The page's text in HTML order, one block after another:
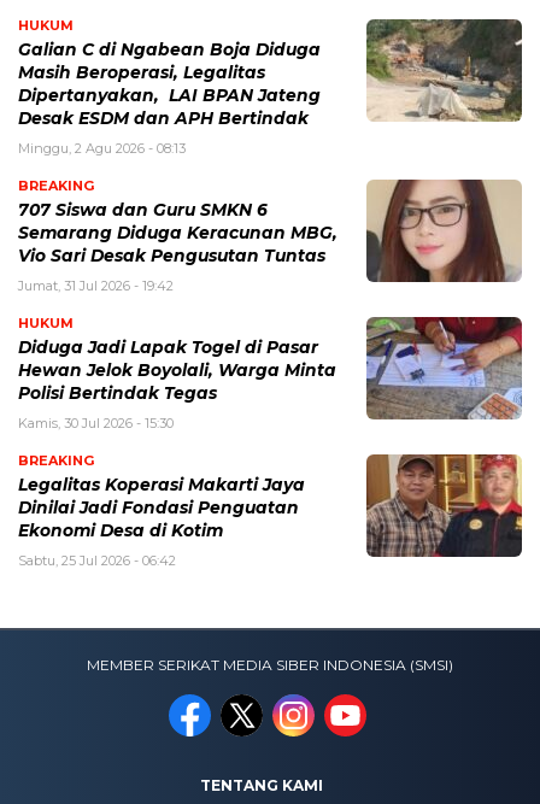
HUKUM
Galian C di Ngabean Boja Diduga
Masih Beroperasi, Legalitas
Dipertanyakan, LAI BPAN Jateng
Desak ESDM dan APH Bertindak
Minggu, 2 Agu 2026 - 08:13
BREAKING
707 Siswa dan Guru SMKN 6
Semarang Diduga Keracunan MBG,
Vio Sari Desak Pengusutan Tuntas
Jumat, 31 Jul 2026 - 19:42
HUKUM
Diduga Jadi Lapak Togel di Pasar
Hewan Jelok Boyolali, Warga Minta
Polisi Bertindak Tegas
Kamis, 30 Jul 2026 - 15:30
BREAKING
Legalitas Koperasi Makarti Jaya
Dinilai Jadi Fondasi Penguatan
Ekonomi Desa di Kotim
Sabtu, 25 Jul 2026 - 06:42
MEMBER SERIKAT MEDIA SIBER INDONESIA (SMSI)
TENTANG KAMI